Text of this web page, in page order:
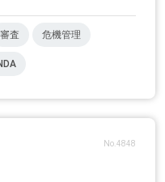
審査 危機管理
No.4848